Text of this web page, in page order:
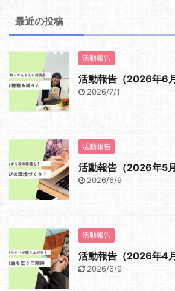
最近の投稿
活動報告
活動報告（2026年6月
2026/7/1
活動報告
活動報告（2026年5月
2026/6/9
活動報告
活動報告（2026年4月
2026/6/9